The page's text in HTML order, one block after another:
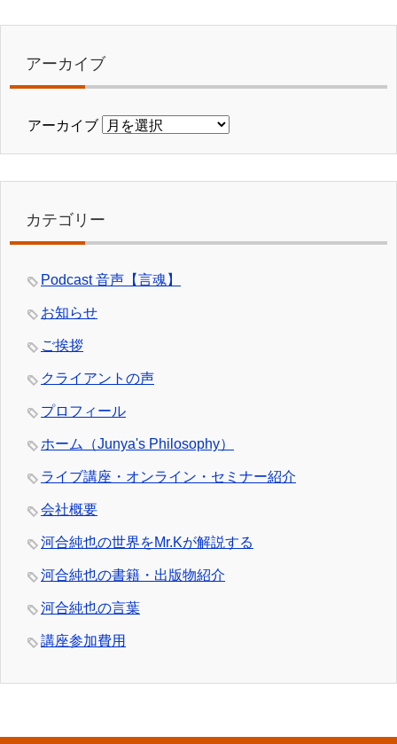
アーカイブ
アーカイブ
カテゴリー
Podcast 音声【言魂】
お知らせ
ご挨拶
クライアントの声
プロフィール
ホーム（Junya's Philosophy）
ライブ講座・オンライン・セミナー紹介
会社概要
河合純也の世界をMr.Kが解説する
河合純也の書籍・出版物紹介
河合純也の言葉
講座参加費用